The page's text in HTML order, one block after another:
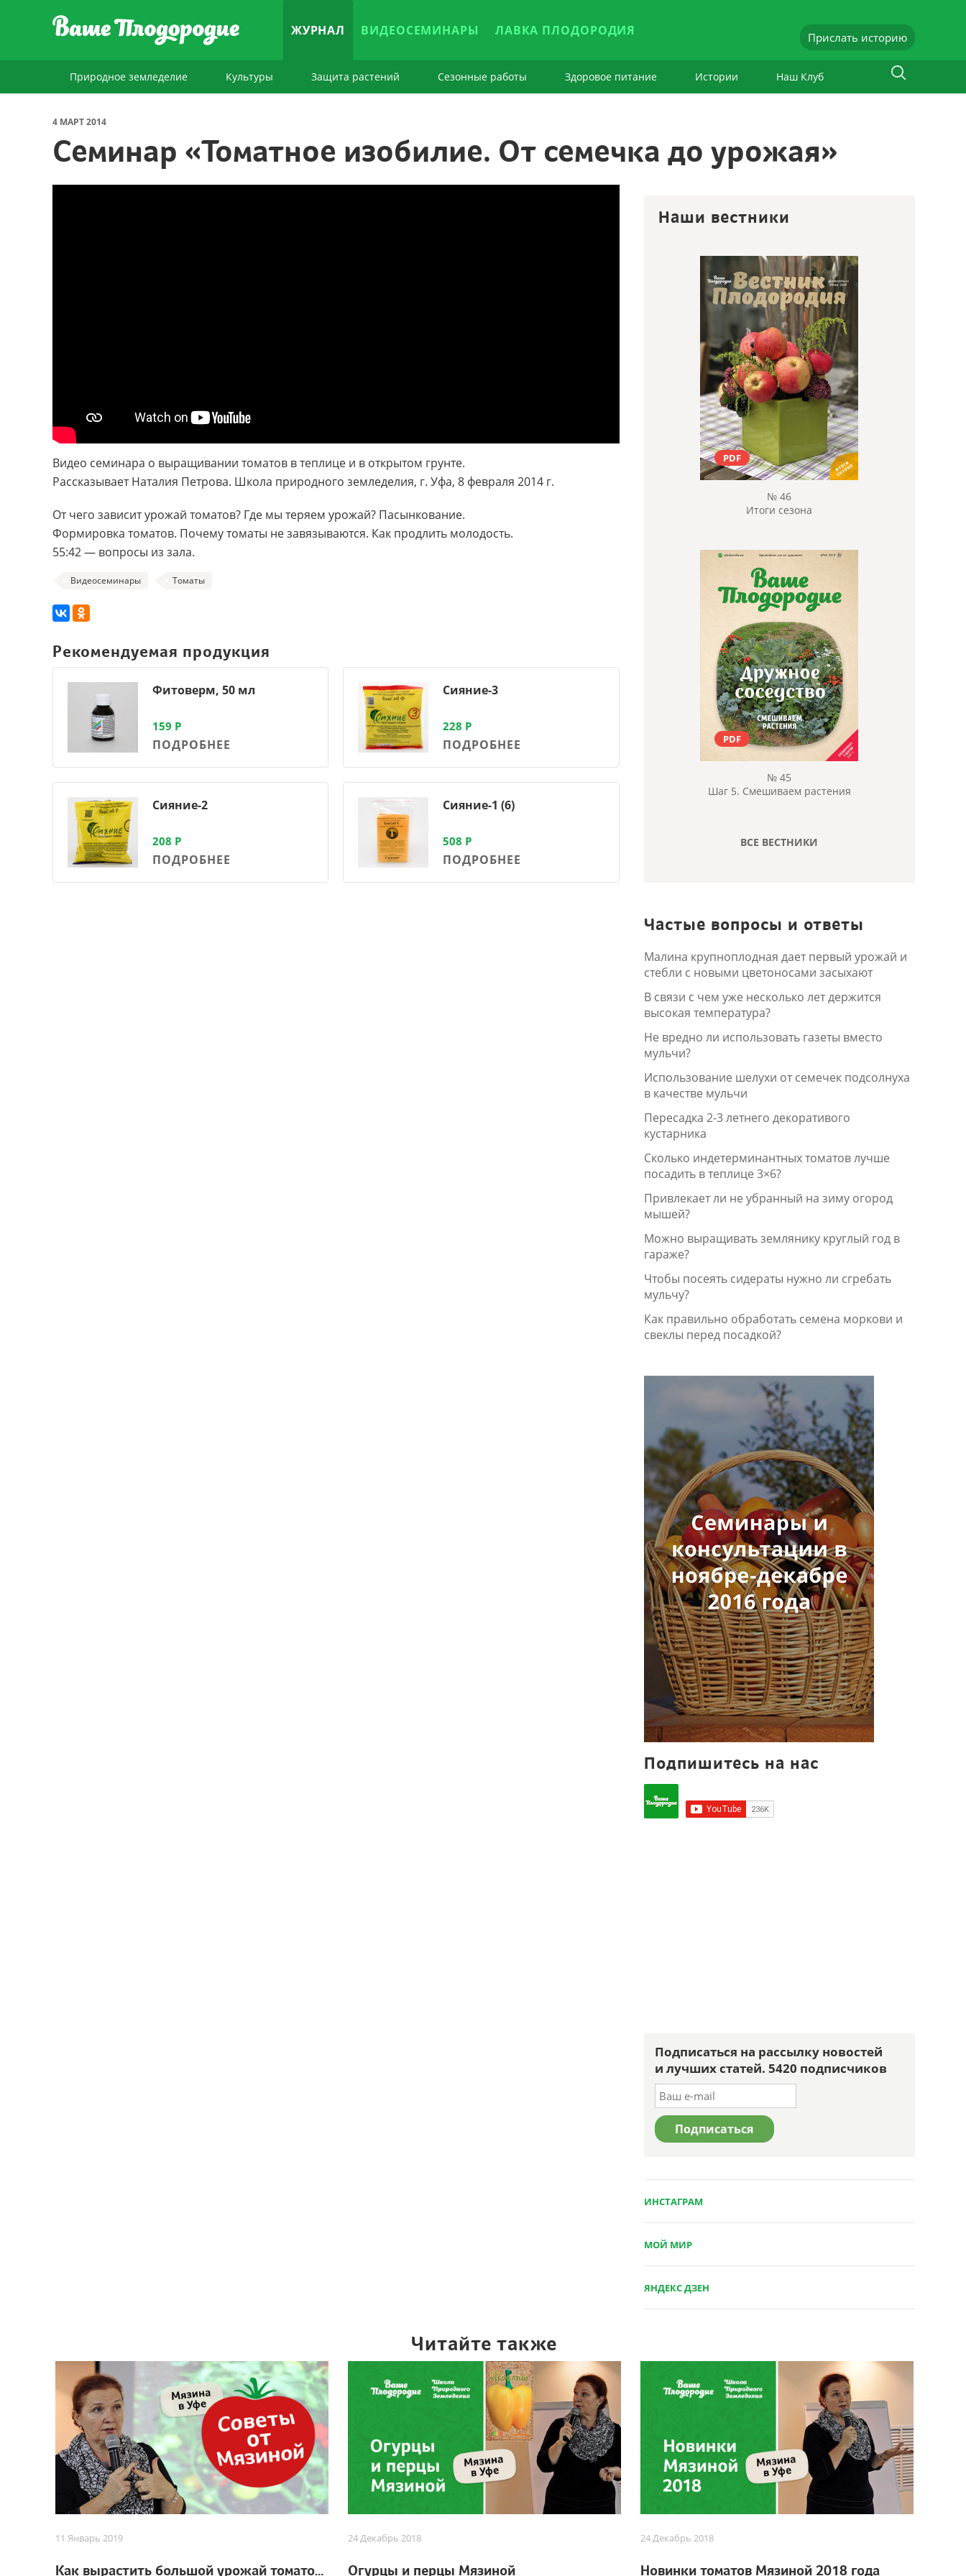
ЖУРНАЛ ВИДЕОСЕМИНАРЫ ЛАВКА ПЛОДОРОДИЯ Прислать историю
Природное земледелие Культуры Защита растений Сезонные работы Здоровое питание Истории Наш Клуб
4 МАРТ 2014
Семинар «Томатное изобилие. От семечка до урожая»
Видео семинара о выращивании томатов в теплице и в открытом грунте.
Рассказывает Наталия Петрова. Школа природного земледелия, г. Уфа, 8 февраля 2014 г.
От чего зависит урожай томатов? Где мы теряем урожай? Пасынкование.
Формировка томатов. Почему томаты не завязываются. Как продлить молодость.
55:42 — вопросы из зала.
Видеосеминары Томаты
Рекомендуемая продукция
Фитоверм, 50 мл
159 Р
ПОДРОБНЕЕ
Сияние-3
228 Р
ПОДРОБНЕЕ
Сияние-2
208 Р
ПОДРОБНЕЕ
Сияние-1 (6)
508 Р
ПОДРОБНЕЕ
Наши вестники
PDF
№ 46
Итоги сезона
PDF
№ 45
Шаг 5. Смешиваем растения
ВСЕ ВЕСТНИКИ
Частые вопросы и ответы
Малина крупноплодная дает первый урожай и
стебли с новыми цветоносами засыхают
В связи с чем уже несколько лет держится
высокая температура?
Не вредно ли использовать газеты вместо
мульчи?
Использование шелухи от семечек подсолнуха
в качестве мульчи
Пересадка 2-3 летнего декоративого
кустарника
Сколько индетерминантных томатов лучше
посадить в теплице 3×6?
Привлекает ли не убранный на зиму огород
мышей?
Можно выращивать землянику круглый год в
гараже?
Чтобы посеять сидераты нужно ли сгребать
мульчу?
Как правильно обработать семена моркови и
свеклы перед посадкой?
Подпишитесь на нас
Подписаться на рассылку новостей
и лучших статей. 5420 подписчиков
ИНСТАГРАМ
МОЙ МИР
ЯНДЕКС ДЗЕН
Читайте также
11 Январь 2019
Как вырастить большой урожай томатов. Советы от Мязиной
24 Декабрь 2018
Огурцы и перцы Мязиной
24 Декабрь 2018
Новинки томатов Мязиной 2018 года